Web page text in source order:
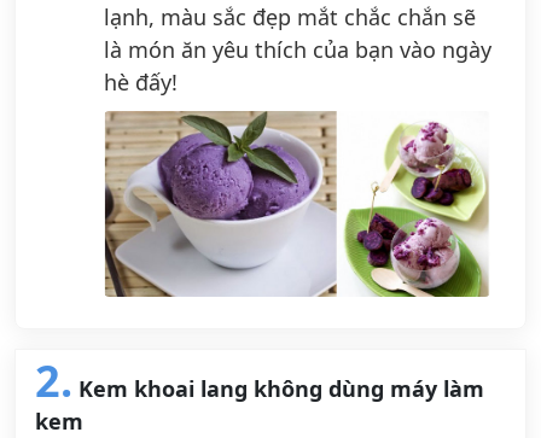
lạnh, màu sắc đẹp mắt chắc chắn sẽ
là món ăn yêu thích của bạn vào ngày
hè đấy!
2. Kem khoai lang không dùng máy làm
kem